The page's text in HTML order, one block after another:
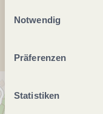
jederzeit widerrufen
ablehnen" kann es
Notwendig
Präferenzen
Statistiken
Anreise planen